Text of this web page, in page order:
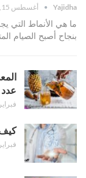
Yajidha أغسطس 15, 2022
ما هي الأنماط التي
بنجاح أصبح الصيام
عدد
فبراير 18, 2022
فبراير 8, 2022